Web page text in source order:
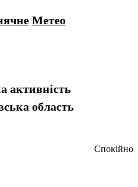
Метео
активність
область
Спокійно